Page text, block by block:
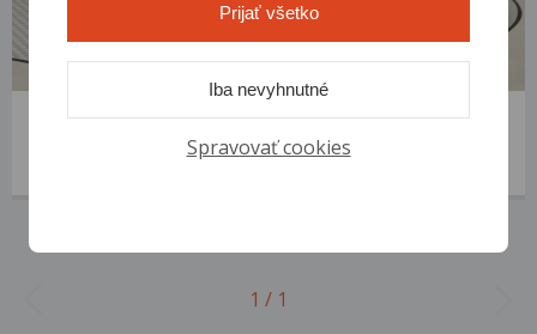
Hyundai ix35
2011 | 184 254 km | Benzín | 1.6 GDI | VIN: U5YZU81AABL068753
1 / 1
Spravovať cookies
Iba nevyhnutné
Prijať všetko